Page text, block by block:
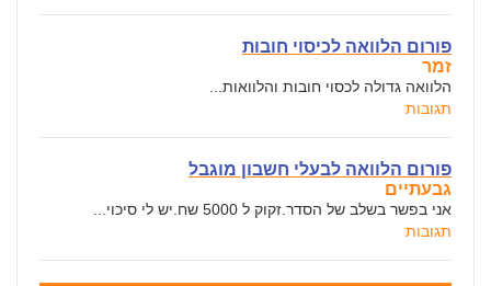
פורום הלוואה לכיסוי חובות
זמר
הלוואה גדולה לכסוי חובות והלוואות...
תגובות
פורום הלוואה לבעלי חשבון מוגבל
גבעתיים
אני בפשר בשלב של הסדר.זקוק ל 5000 שח.יש לי סיכוי...
תגובות